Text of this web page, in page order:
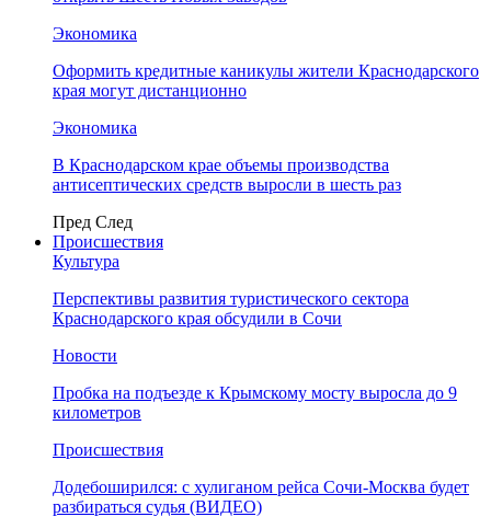
Экономика
Оформить кредитные каникулы жители Краснодарского
края могут дистанционно
Экономика
В Краснодарском крае объемы производства
антисептических средств выросли в шесть раз
Пред След
Происшествия
Культура
Перспективы развития туристического сектора
Краснодарского края обсудили в Сочи
Новости
Пробка на подъезде к Крымскому мосту выросла до 9
километров
Происшествия
Додебоширился: с хулиганом рейса Сочи-Москва будет
разбираться судья (ВИДЕО)